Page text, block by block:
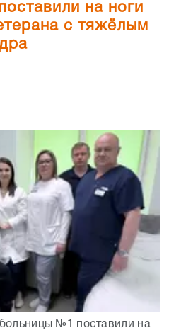
на ноги
с тяжёлым
№1 поставили на